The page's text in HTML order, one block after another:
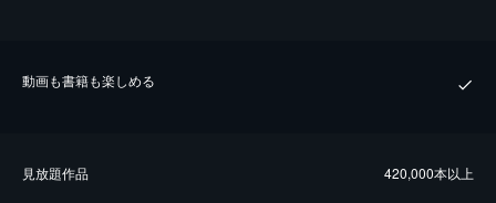
動画も書籍も楽しめる
⾒放題作品 420,000本以上